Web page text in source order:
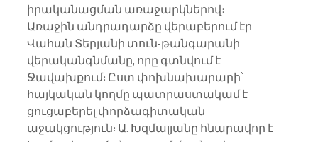
իրականացման առաջարկներով:
Առաջին անդրադարձը վերաբերում էր
Վահան Տերյանի տուն-թանգարանի
վերականգնմանը, որը գտնվում է
Ջավախքում: Ըստ փոխնախարարի՝
հայկական կողմը պատրաստակամ է
ցուցաբերել փորձագիտական
աջակցություն: Ա. Խզմալյանը հնարավոր է